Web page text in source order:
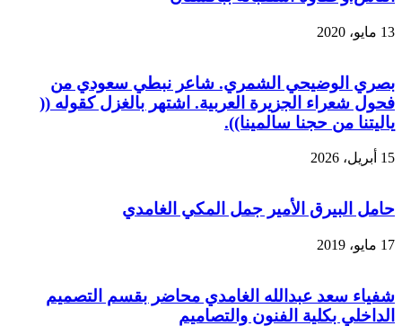
13 مايو، 2020
بصري الوضيحي الشمري. شاعر نبطي سعودي من
فحول شعراء الجزيرة العربية. اشتهر بالغزل كقوله ((
ياليتنا من حجنا سالمينا)).
15 أبريل، 2026
حامل البيرق الأمير جمل المكي الغامدي
17 مايو، 2019
شفياء سعد عبدالله الغامدي محاضر بقسم التصميم
الداخلي بكلية الفنون والتصاميم